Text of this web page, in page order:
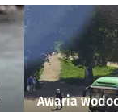
Awaria